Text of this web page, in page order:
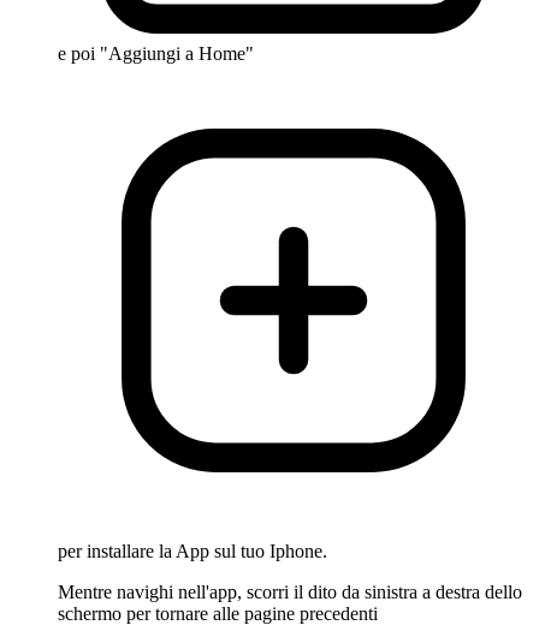
e poi "Aggiungi a Home"
per installare la App sul tuo Iphone.
Mentre navighi nell'app, scorri il dito da sinistra a destra dello
schermo per tornare alle pagine precedenti